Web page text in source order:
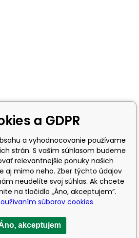
a GDPR
a vyhodnocovanie používame
strán. S vaším súhlasom budeme
relevantnejšie ponuky našich
aj mimo neho. Zber týchto údajov
neudelíte svoj súhlas. Ak chcete
na tlačidlo „Áno, akceptujem“.
súborov cookies
akceptujem